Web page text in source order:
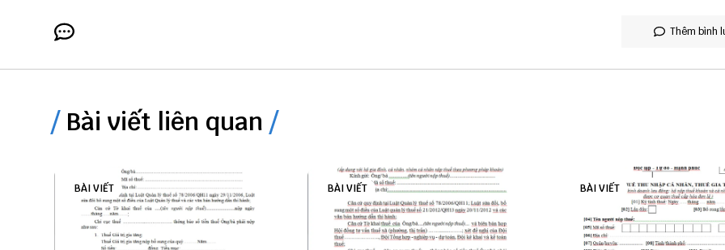
Thêm bình
Bài viết liên quan
BÀI VIẾT BÀI VIẾT BÀI VIẾT